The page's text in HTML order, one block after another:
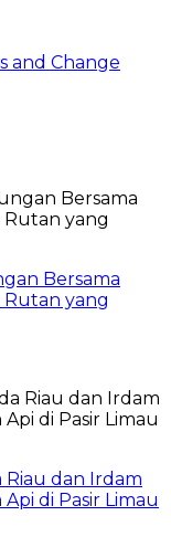
and Change
Bersama
yang
Riau dan Irdam
di Pasir Limau